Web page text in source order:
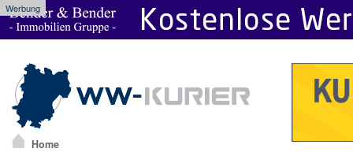
Werbung
Home